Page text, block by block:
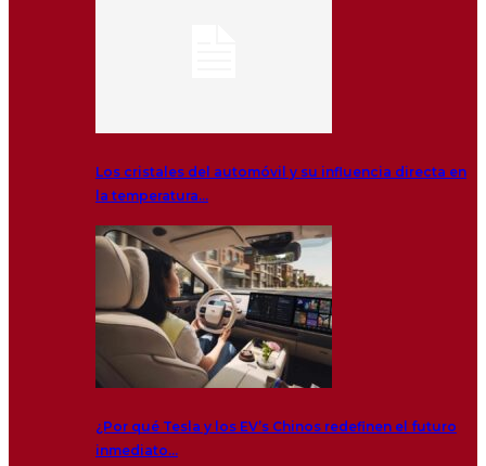
Los cristales del automóvil y su influencia directa en
la temperatura…
¿Por qué Tesla y los EV’s Chinos redefinen el futuro
inmediato…